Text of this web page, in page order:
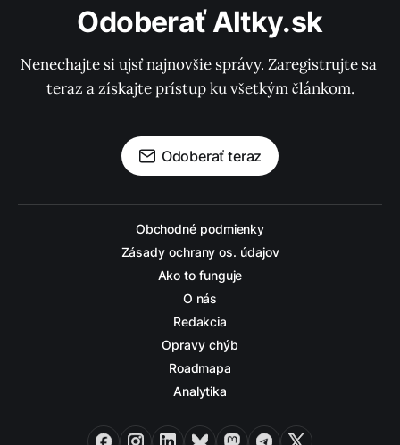
Odoberať Altky.sk
Nenechajte si ujsť najnovšie správy. Zaregistrujte sa
teraz a získajte prístup ku všetkým článkom.
Odoberať teraz
Obchodné podmienky
Zásady ochrany os. údajov
Ako to funguje
O nás
Redakcia
Opravy chýb
Roadmapa
Analytika